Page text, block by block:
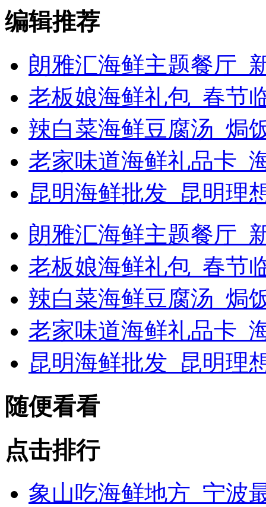
编辑推荐
朗雅汇海鲜主题餐厅_
老板娘海鲜礼包_春节
辣白菜海鲜豆腐汤_焗
老家味道海鲜礼品卡_
昆明海鲜批发_昆明理
朗雅汇海鲜主题餐厅_
老板娘海鲜礼包_春节
辣白菜海鲜豆腐汤_焗
老家味道海鲜礼品卡_
昆明海鲜批发_昆明理
随便看看
点击排行
象山吃海鲜地方_宁波